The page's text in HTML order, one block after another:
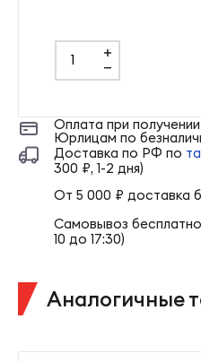
+
-
Оплата при
Юрлицам по
Доставка по РФ по
300 ₽, 1-2 дня)
От 5 000 ₽ доставка
Самовывоз
10 до 17:30)
Аналогичные